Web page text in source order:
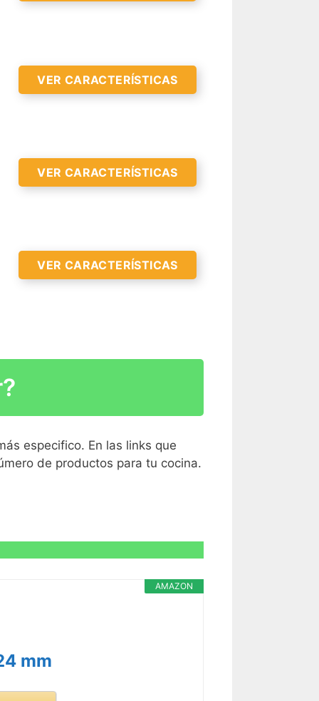
VER CARACTERÍSTICAS
CARACTERÍSTICAS >
VER CARACTERÍSTICAS
VER CARACTERÍSTICAS
especifico. En las links que
de productos para tu cocina.
AMAZON
mm